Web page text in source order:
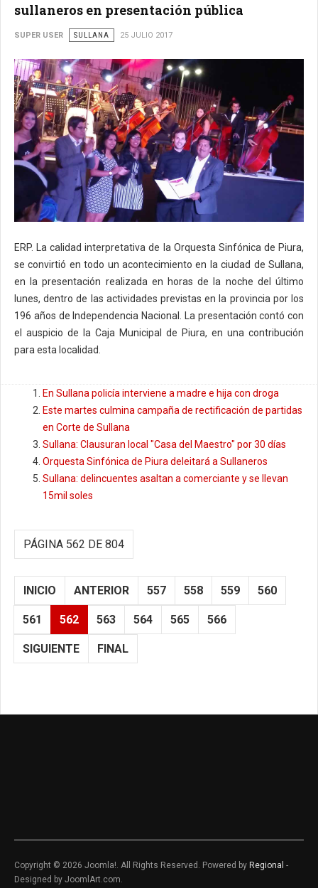
sullaneros en presentación pública
SUPER USER SULLANA 25 JULIO 2017
ERP. La calidad interpretativa de la Orquesta Sinfónica de Piura,
se convirtió en todo un acontecimiento en la ciudad de Sullana,
en la presentación realizada en horas de la noche del último
lunes, dentro de las actividades previstas en la provincia por los
196 años de Independencia Nacional. La presentación contó con
el auspicio de la Caja Municipal de Piura, en una contribución
para esta localidad.
En Sullana policía interviene a madre e hija con droga
Este martes culmina campaña de rectificación de partidas
en Corte de Sullana
Sullana: Clausuran local "Casa del Maestro" por 30 días
Orquesta Sinfónica de Piura deleitará a Sullaneros
Sullana: delincuentes asaltan a comerciante y se llevan
15mil soles
PÁGINA 562 DE 804
INICIO ANTERIOR 557 558 559 560
561 562 563 564 565 566
SIGUIENTE FINAL
Copyright © 2026 Joomla!. All Rights Reserved. Powered by Regional -
Designed by JoomlArt.com.